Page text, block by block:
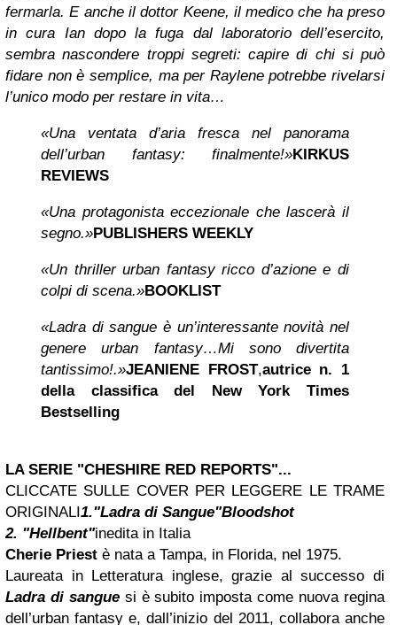
fermarla. E anche il dottor Keene, il medico che ha preso
in cura Ian dopo la fuga dal laboratorio dell’esercito,
sembra nascondere troppi segreti: capire di chi si può
fidare non è semplice, ma per Raylene potrebbe rivelarsi
l’unico modo per restare in vita…
«Una ventata d’aria fresca nel panorama
dell’urban fantasy: finalmente!»KIRKUS
REVIEWS
«Una protagonista eccezionale che lascerà il
segno.»PUBLISHERS WEEKLY
«Un thriller urban fantasy ricco d’azione e di
colpi di scena.»BOOKLIST
«Ladra di sangue è un’interessante novità nel
genere urban fantasy…Mi sono divertita
tantissimo!.»JEANIENE FROST,autrice n. 1
della classifica del New York Times
Bestselling
LA SERIE "CHESHIRE RED REPORTS"...
CLICCATE SULLE COVER PER LEGGERE LE TRAME
ORIGINALI1."Ladra di Sangue"Bloodshot
2. "Hellbent"inedita in Italia
Cherie Priest è nata a Tampa, in Florida, nel 1975.
Laureata in Letteratura inglese, grazie al successo di
Ladra di sanguesi è subito imposta come nuova regina
dell’urban fantasy e, dall’inizio del 2011, collabora anche